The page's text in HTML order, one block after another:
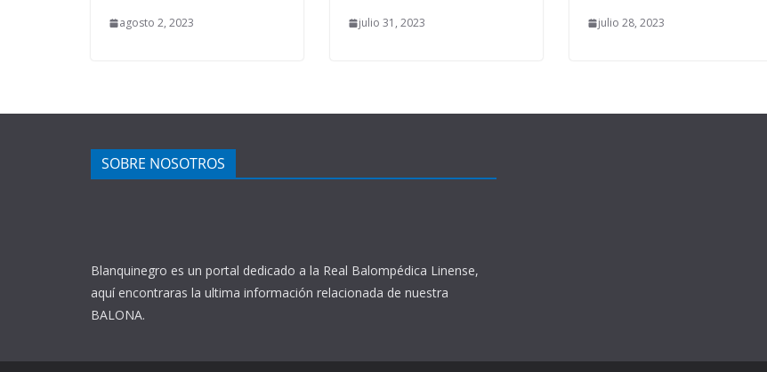
agosto 2, 2023 julio 31, 2023 julio 28, 2023
SOBRE NOSOTROS
Blanquinegro es un portal dedicado a la Real Balompédica Linense,
aquí encontraras la ultima información relacionada de nuestra
BALONA.